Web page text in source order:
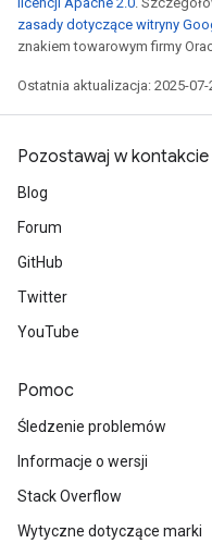
zasady dotyczące witryny
znakiem towarowym firmy
Ostatnia aktualizacja: 2025-07-
Pozostawaj w kontakcie
Blog
Forum
GitHub
Twitter
YouTube
Pomoc
Śledzenie problemów
Informacje o wersji
Stack Overflow
Wytyczne dotyczące marki